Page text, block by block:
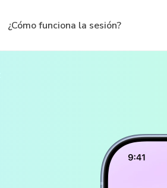
¿Cómo funciona la sesión?